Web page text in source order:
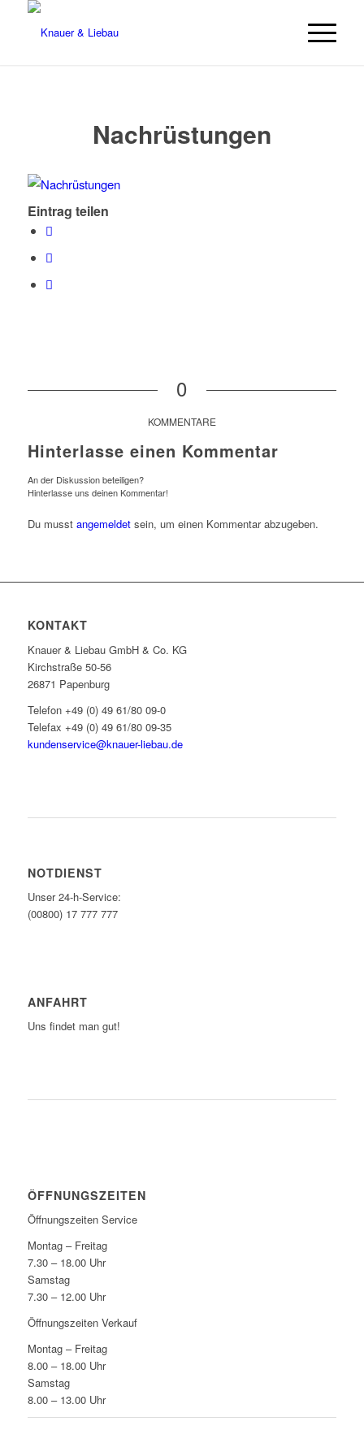
Nachrüstungen
Eintrag teilen
0
KOMMENTARE
Hinterlasse einen Kommentar
An der Diskussion beteiligen?
Hinterlasse uns deinen Kommentar!
Du musst angemeldetsein, um einen Kommentar abzugeben.
KONTAKT
Knauer & Liebau GmbH & Co. KG
Kirchstraße 50-56
26871 Papenburg
Telefon +49 (0) 49 61/80 09-0
Telefax +49 (0) 49 61/80 09-35
kundenservice@knauer-liebau.de
NOTDIENST
Unser 24-h-Service:
(00800) 17 777 777
ANFAHRT
Uns findet man gut!
ÖFFNUNGSZEITEN
Öffnungszeiten Service
Montag – Freitag
7.30 – 18.00 Uhr
Samstag
7.30 – 12.00 Uhr
Öffnungszeiten Verkauf
Montag – Freitag
8.00 – 18.00 Uhr
Samstag
8.00 – 13.00 Uhr